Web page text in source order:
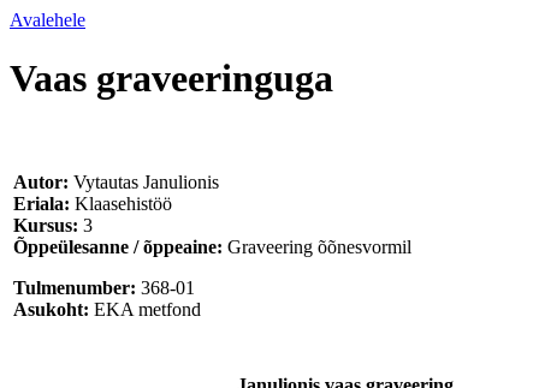
Avalehele
Vaas graveeringuga
Autor: Vytautas Janulionis
Eriala: Klaasehistöö
Kursus: 3
Õppeülesanne / õppeaine: Graveering õõnesvormil
Tulmenumber: 368-01
Asukoht: EKA metfond